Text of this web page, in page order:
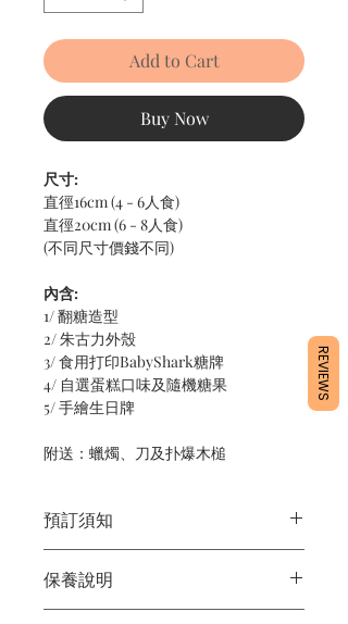
Add to Cart
Buy Now
尺寸:
直徑16cm (4 - 6人食)
直徑20cm (6 - 8人食)
(不同尺寸價錢不同)
內含:
1/ 翻糖造型
2/ 朱古力外殼
3/ 食用打印BabyShark糖牌
4/ 自選蛋糕口味及隨機糖果
5/ 手繪生日牌
附送：蠟燭、刀及扑爆木槌
預訂須知
定日期取貨請提早10 - 14天前落單🤗
2/ 下單後24小時內會有專人電郵確認訂
保養說明
REVIEWS